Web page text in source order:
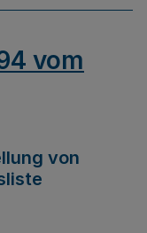
vom
von